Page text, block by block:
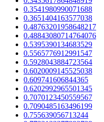
0.3541980990071688
0.3651404163577038
0.48763201958648217
0.48843080714764076
0.5395390134683529
0.5565776912991547
0.5928043884723564
0.6020009145525038
0.609741606844365
0.6202992965501345
0.7070123450559567
0.7090485163496199
0.755639056713244